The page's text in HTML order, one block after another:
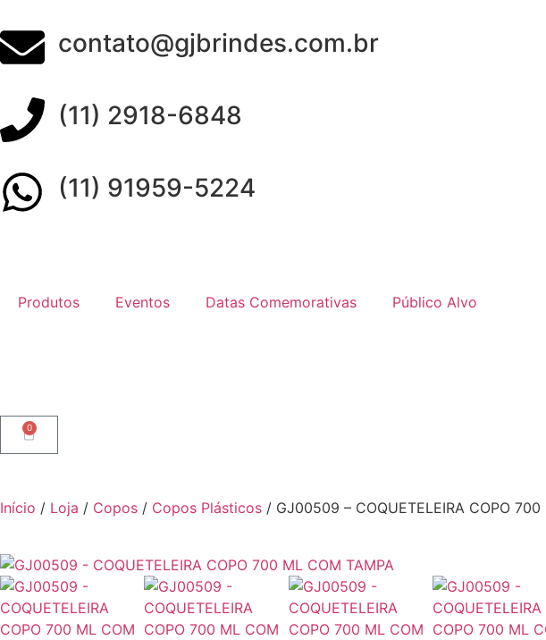
contato@gjbrindes.com.br
(11) 2918-6848
(11) 91959-5224
Produtos Eventos Datas Comemorativas Público Alvo
0
Início / Loja / Copos / Copos Plásticos / GJ00509 – COQUETELEIRA COPO 700